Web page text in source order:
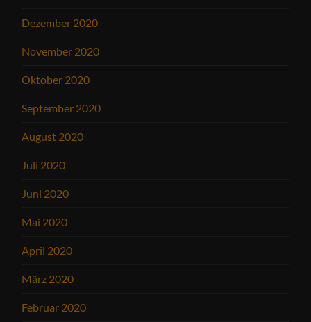
Dezember 2020
November 2020
Oktober 2020
September 2020
August 2020
Juli 2020
Juni 2020
Mai 2020
April 2020
März 2020
Februar 2020